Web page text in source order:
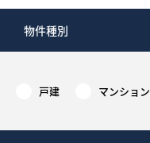
物件種別
戸建 マンション